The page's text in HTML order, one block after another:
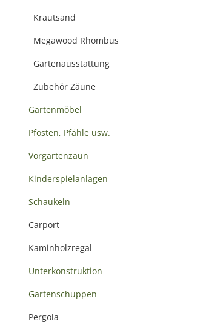
Krautsand
Megawood Rhombus
Gartenausstattung
Zubehör Zäune
Gartenmöbel
Pfosten, Pfähle usw.
Vorgartenzaun
Kinderspielanlagen
Schaukeln
Carport
Kaminholzregal
Unterkonstruktion
Gartenschuppen
Pergola